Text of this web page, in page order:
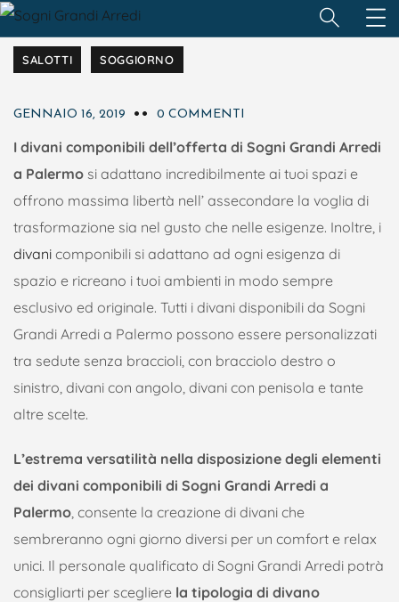
ARREDAMENTO PROMOZIONI
SALOTTI SOGGIORNO
GENNAIO 16, 2019 0 COMMENTI
I divani componibili dell’offerta di Sogni Grandi Arredi
a Palermo si adattano incredibilmente ai tuoi spazi e
offrono massima libertà nell’ assecondare la voglia di
trasformazione sia nel gusto che nelle esigenze. Inoltre, i
divani componibili si adattano ad ogni esigenza di
spazio e ricreano i tuoi ambienti in modo sempre
esclusivo ed originale. Tutti i divani disponibili da Sogni
Grandi Arredi a Palermo possono essere personalizzati
tra sedute senza braccioli, con bracciolo destro o
sinistro, divani con angolo, divani con penisola e tante
altre scelte.
L’estrema versatilità nella disposizione degli elementi
dei divani componibili di Sogni Grandi Arredi a
Palermo , consente la creazione di divani che
sembreranno ogni giorno diversi per un comfort e relax
unici. Il personale qualificato di Sogni Grandi Arredi potrà
consigliarti per scegliere la tipologia di divano